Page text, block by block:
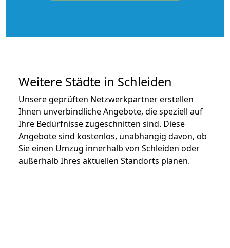
Weitere Städte in Schleiden
Unsere geprüften Netzwerkpartner erstellen
Ihnen unverbindliche Angebote, die speziell auf
Ihre Bedürfnisse zugeschnitten sind. Diese
Angebote sind kostenlos, unabhängig davon, ob
Sie einen Umzug innerhalb von Schleiden oder
außerhalb Ihres aktuellen Standorts planen.